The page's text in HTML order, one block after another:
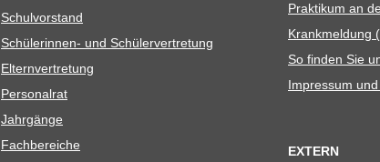
Schul­vor­stand
Schü­le­rin­nen- und Schülervertretung
Eltern­ver­tre­tung
Per­so­nal­rat
Jahr­gänge
Fach­be­rei­che
Prak­ti­kum an
Krank­mel­dung
So fin­den Sie
Impres­sum
EXTERN